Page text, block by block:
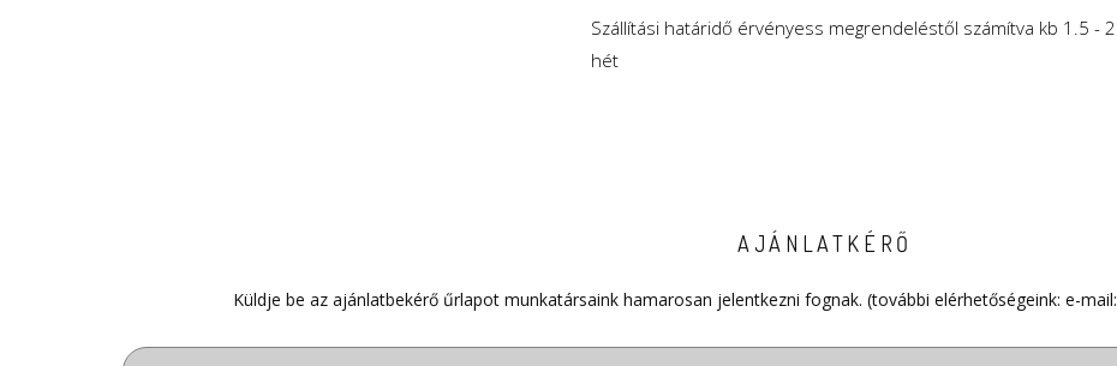
Szállítási határidő érvényess megrendeléstől számítva kb 1.5 - 2
hét
AJÁNLATKÉRŐ
Küldje be az ajánlatbekérő űrlapot munkatársaink hamarosan jelentkezni fognak. (további elérhetőségeink: e-mail: